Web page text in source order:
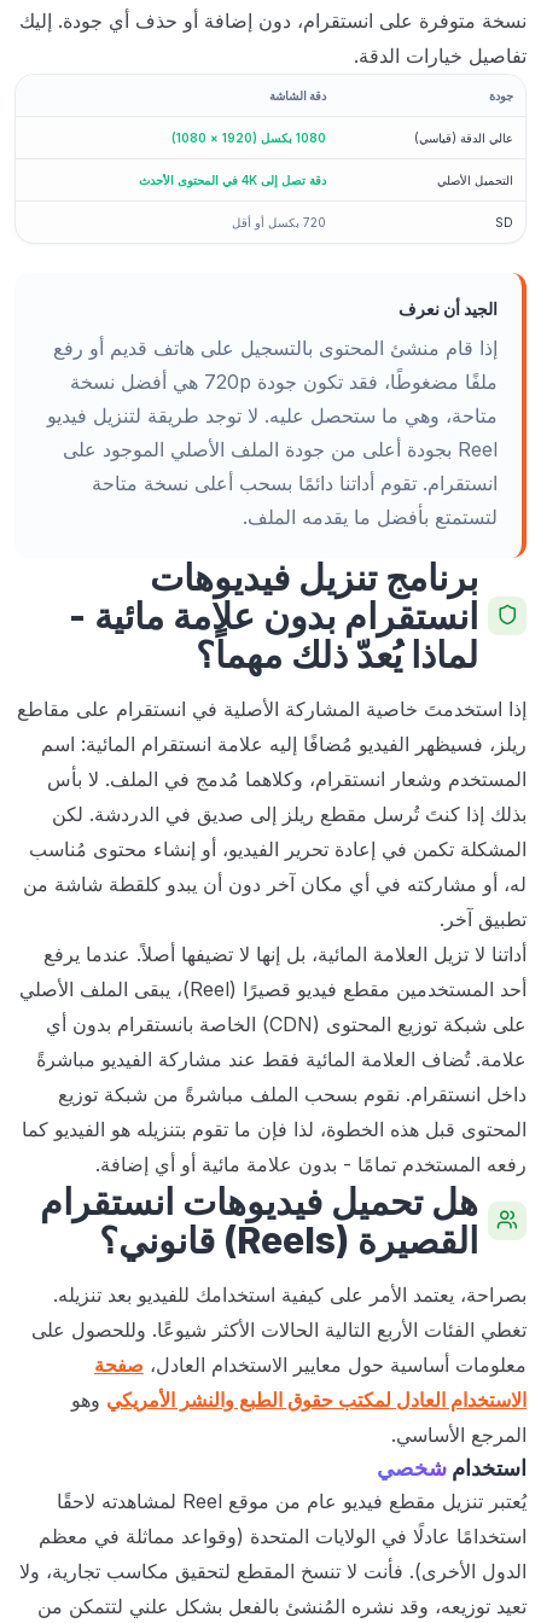
نسخة متوفرة على انستقرام، دون إضافة أو حذف أي جودة. إليك
تفاصيل خيارات الدقة.
جودة دقة الشاشة
عالي الدقة (قياسي) 1080 بكسل (1920 × 1080)
التحميل الأصلي دقة تصل إلى 4K في المحتوى الأحدث
SD 720 بكسل أو أقل
الجيد أن نعرف
إذا قام منشئ المحتوى بالتسجيل على هاتف قديم أو رفع
ملفًا مضغوطًا، فقد تكون جودة 720p هي أفضل نسخة
متاحة، وهي ما ستحصل عليه. لا توجد طريقة لتنزيل فيديو
Reel بجودة أعلى من جودة الملف الأصلي الموجود على
انستقرام. تقوم أداتنا دائمًا بسحب أعلى نسخة متاحة
لتستمتع بأفضل ما يقدمه الملف.
برنامج تنزيل فيديوهات
انستقرام بدون علامة مائية -
لماذا يُعدّ ذلك مهماً؟
إذا استخدمتَ خاصية المشاركة الأصلية في انستقرام على مقاطع
ريلز، فسيظهر الفيديو مُضافًا إليه علامة انستقرام المائية: اسم
المستخدم وشعار انستقرام، وكلاهما مُدمج في الملف. لا بأس
بذلك إذا كنتَ تُرسل مقطع ريلز إلى صديق في الدردشة. لكن
المشكلة تكمن في إعادة تحرير الفيديو، أو إنشاء محتوى مُناسب
له، أو مشاركته في أي مكان آخر دون أن يبدو كلقطة شاشة من
تطبيق آخر.
أداتنا لا تزيل العلامة المائية، بل إنها لا تضيفها أصلاً. عندما يرفع
أحد المستخدمين مقطع فيديو قصيرًا (Reel)، يبقى الملف الأصلي
على شبكة توزيع المحتوى (CDN) الخاصة بانستقرام بدون أي
علامة. تُضاف العلامة المائية فقط عند مشاركة الفيديو مباشرةً
داخل انستقرام. نقوم بسحب الملف مباشرةً من شبكة توزيع
المحتوى قبل هذه الخطوة، لذا فإن ما تقوم بتنزيله هو الفيديو كما
رفعه المستخدم تمامًا - بدون علامة مائية أو أي إضافة.
هل تحميل فيديوهات انستقرام
القصيرة (Reels) قانوني؟
بصراحة، يعتمد الأمر على كيفية استخدامك للفيديو بعد تنزيله.
تغطي الفئات الأربع التالية الحالات الأكثر شيوعًا. وللحصول على
معلومات أساسية حول معايير الاستخدام العادل، صفحة
الاستخدام العادل لمكتب حقوق الطبع والنشر الأمريكي وهو
المرجع الأساسي.
استخدام شخصي
يُعتبر تنزيل مقطع فيديو عام من موقع Reel لمشاهدته لاحقًا
استخدامًا عادلًا في الولايات المتحدة (وقواعد مماثلة في معظم
الدول الأخرى). فأنت لا تنسخ المقطع لتحقيق مكاسب تجارية، ولا
تعيد توزيعه، وقد نشره المُنشئ بالفعل بشكل علني لتتمكن من